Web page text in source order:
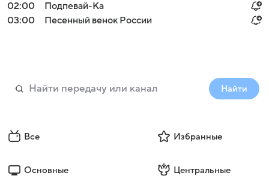
02:00
Подпевай-Ка
03:00
Песенный венок России
Найти
Все Избранные
Основные Центральные